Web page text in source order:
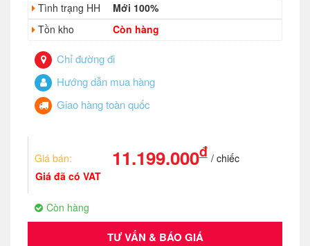
Tình trạng HH
Mới 100%
Tồn kho
Còn hàng
Chỉ đường đi
Hướng dẫn mua hàng
Giao hàng toàn quốc
Giá bán: 11.199.000đ / chiếc
Giá đã có VAT
Còn hàng
TƯ VẤN & BÁO GIÁ